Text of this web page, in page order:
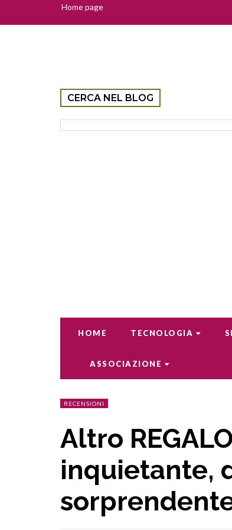
Home page
CERCA NEL BLOG
HOME TECNOLOGIA
ASSOCIAZIONE
RECENSIONI
Altro
inquietante,